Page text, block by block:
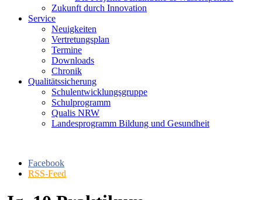
Zukunft durch Innovation
Service
Neuigkeiten
Vertretungsplan
Termine
Downloads
Chronik
Qualitätssicherung
Schulentwicklungsgruppe
Schulprogramm
Qualis NRW
Landesprogramm Bildung und Gesundheit
Facebook
RSS-Feed